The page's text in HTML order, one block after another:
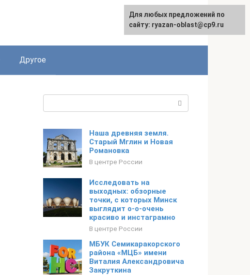
Другое
Наша древняя земля.
Старый Мглин и Новая
Романовка
В центре России
Исследовать на
выходных: обзорные
точки, с которых Минск
выглядит о-о-очень
красиво и инстаграмно
В центре России
МБУК Семикаракорского
района «МЦБ» имени
Виталия Александровича
Закруткина
Для любых предложений по
сайту: ryazan-oblast@cp9.ru